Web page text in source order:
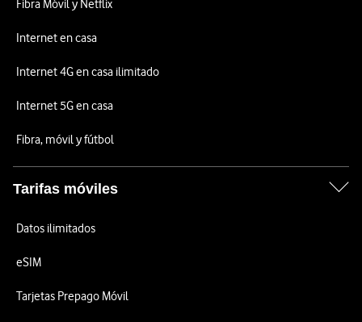
Fibra Móvil y Netflix
Internet en casa
Internet 4G en casa ilimitado
Internet 5G en casa
Fibra, móvil y fútbol
Tarifas móviles
Datos ilimitados
eSIM
Tarjetas Prepago Móvil